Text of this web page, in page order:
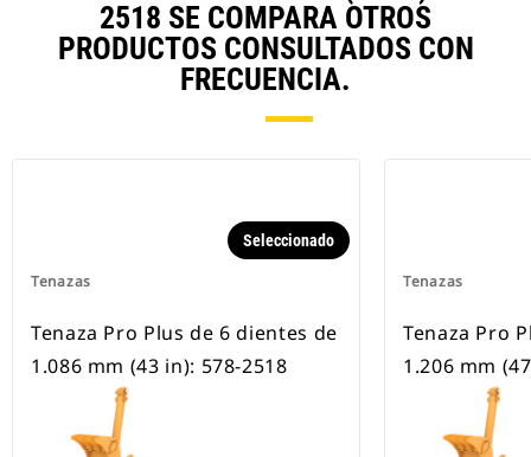
2518 SE COMPARA OTROS
PRODUCTOS CONSULTADOS CON
FRECUENCIA.
Tenazas
Seleccionado
Tenaza Pro Plus de 6 dientes de
1.086 mm (43 in): 578-2518
Tenazas
Tenaza Pro
1.206 mm